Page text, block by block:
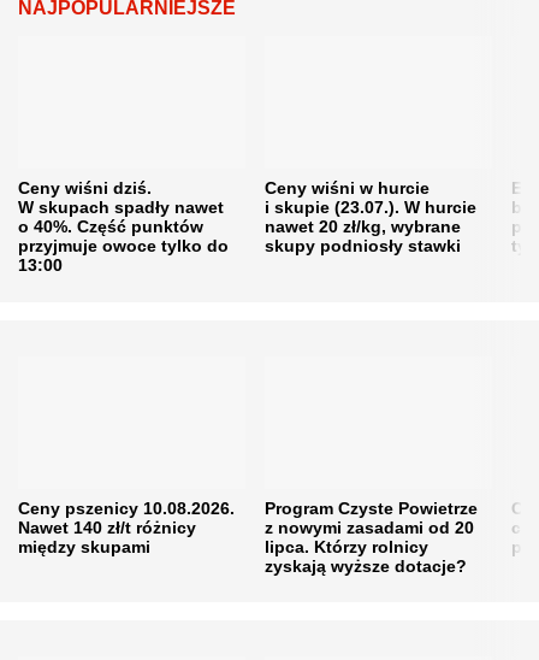
NAJPOPULARNIEJSZE
Ceny wiśni dziś.
W skupach spadły nawet
o 40%. Część punktów
przyjmuje owoce tylko do
13:00
Ceny wiśni w hurcie
i skupie (23.07.). W hurcie
nawet 20 zł/kg, wybrane
skupy podniosły stawki
Ceny pszenicy 10.08.2026.
Nawet 140 zł/t różnicy
między skupami
Program Czyste Powietrze
z nowymi zasadami od 20
lipca. Którzy rolnicy
zyskają wyższe dotacje?
Co